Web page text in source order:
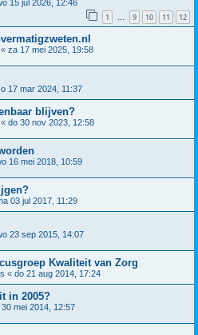
15 jul 2026, 12:46
1 … 9 10 11 12
« za 17 mei 2025, 19:58
17 mar 2024, 11:37
blijven?
« do 30 nov 2023, 12:58
16 mei 2018, 10:59
03 jul 2017, 11:29
23 sep 2015, 14:07
Kwaliteit van Zorg
« do 21 aug 2014, 17:24
in 2005?
mei 2014, 12:57